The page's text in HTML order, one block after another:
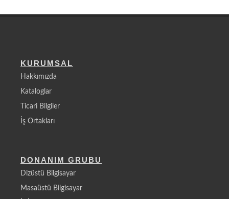
KURUMSAL
Hakkımızda
Kataloglar
Ticari Bilgiler
İş Ortakları
DONANIM GRUBU
Dizüstü Bilgisayar
Masaüstü Bilgisayar